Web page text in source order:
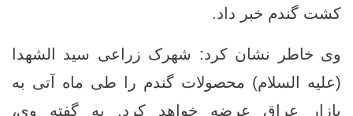
کشت گندم خبر داد.
وی خاطر نشان کرد: شهرک زراعی سید الشهدا
(علیه السلام) محصولات گندم را طی ماه آتی به
بازار عراق عرضه خواهد کرد. به گفته وی،